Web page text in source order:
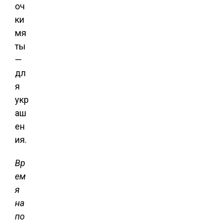
оч
ки
мя
ты
—
дл
я
укр
аш
ен
ия.
Вр
ем
я
на
по